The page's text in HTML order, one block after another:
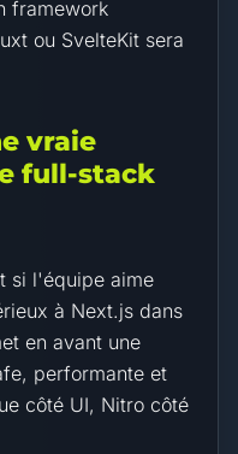
framework
ou SvelteKit sera
vraie
full-stack
si l'équipe aime
à Next.js dans
en avant une
performante et
côté UI, Nitro côté